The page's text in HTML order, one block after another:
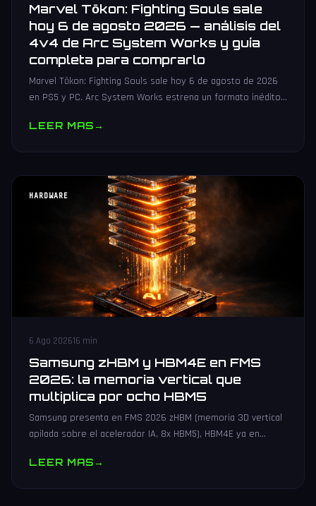
Marvel Tōkon: Fighting Souls sale
hoy 6 de agosto 2026 — análisis del
4v4 de Arc System Works y guía
completa para comprarlo
Marvel Tōkon: Fighting Souls sale hoy 6 de agosto de 2026
en PS5 y PC. Arc System Works estrena un formato inédito
LEER MAS→
HARDWARE
6 Ago 202616 min
Samsung zHBM y HBM4E en FMS
2026: la memoria vertical que
multiplica por ocho HBM5
Samsung presenta en FMS 2026 zHBM (memoria 3D vertical
apilada sobre el acelerador IA, 8x HBM5), HBM4E ya en
LEER MAS→